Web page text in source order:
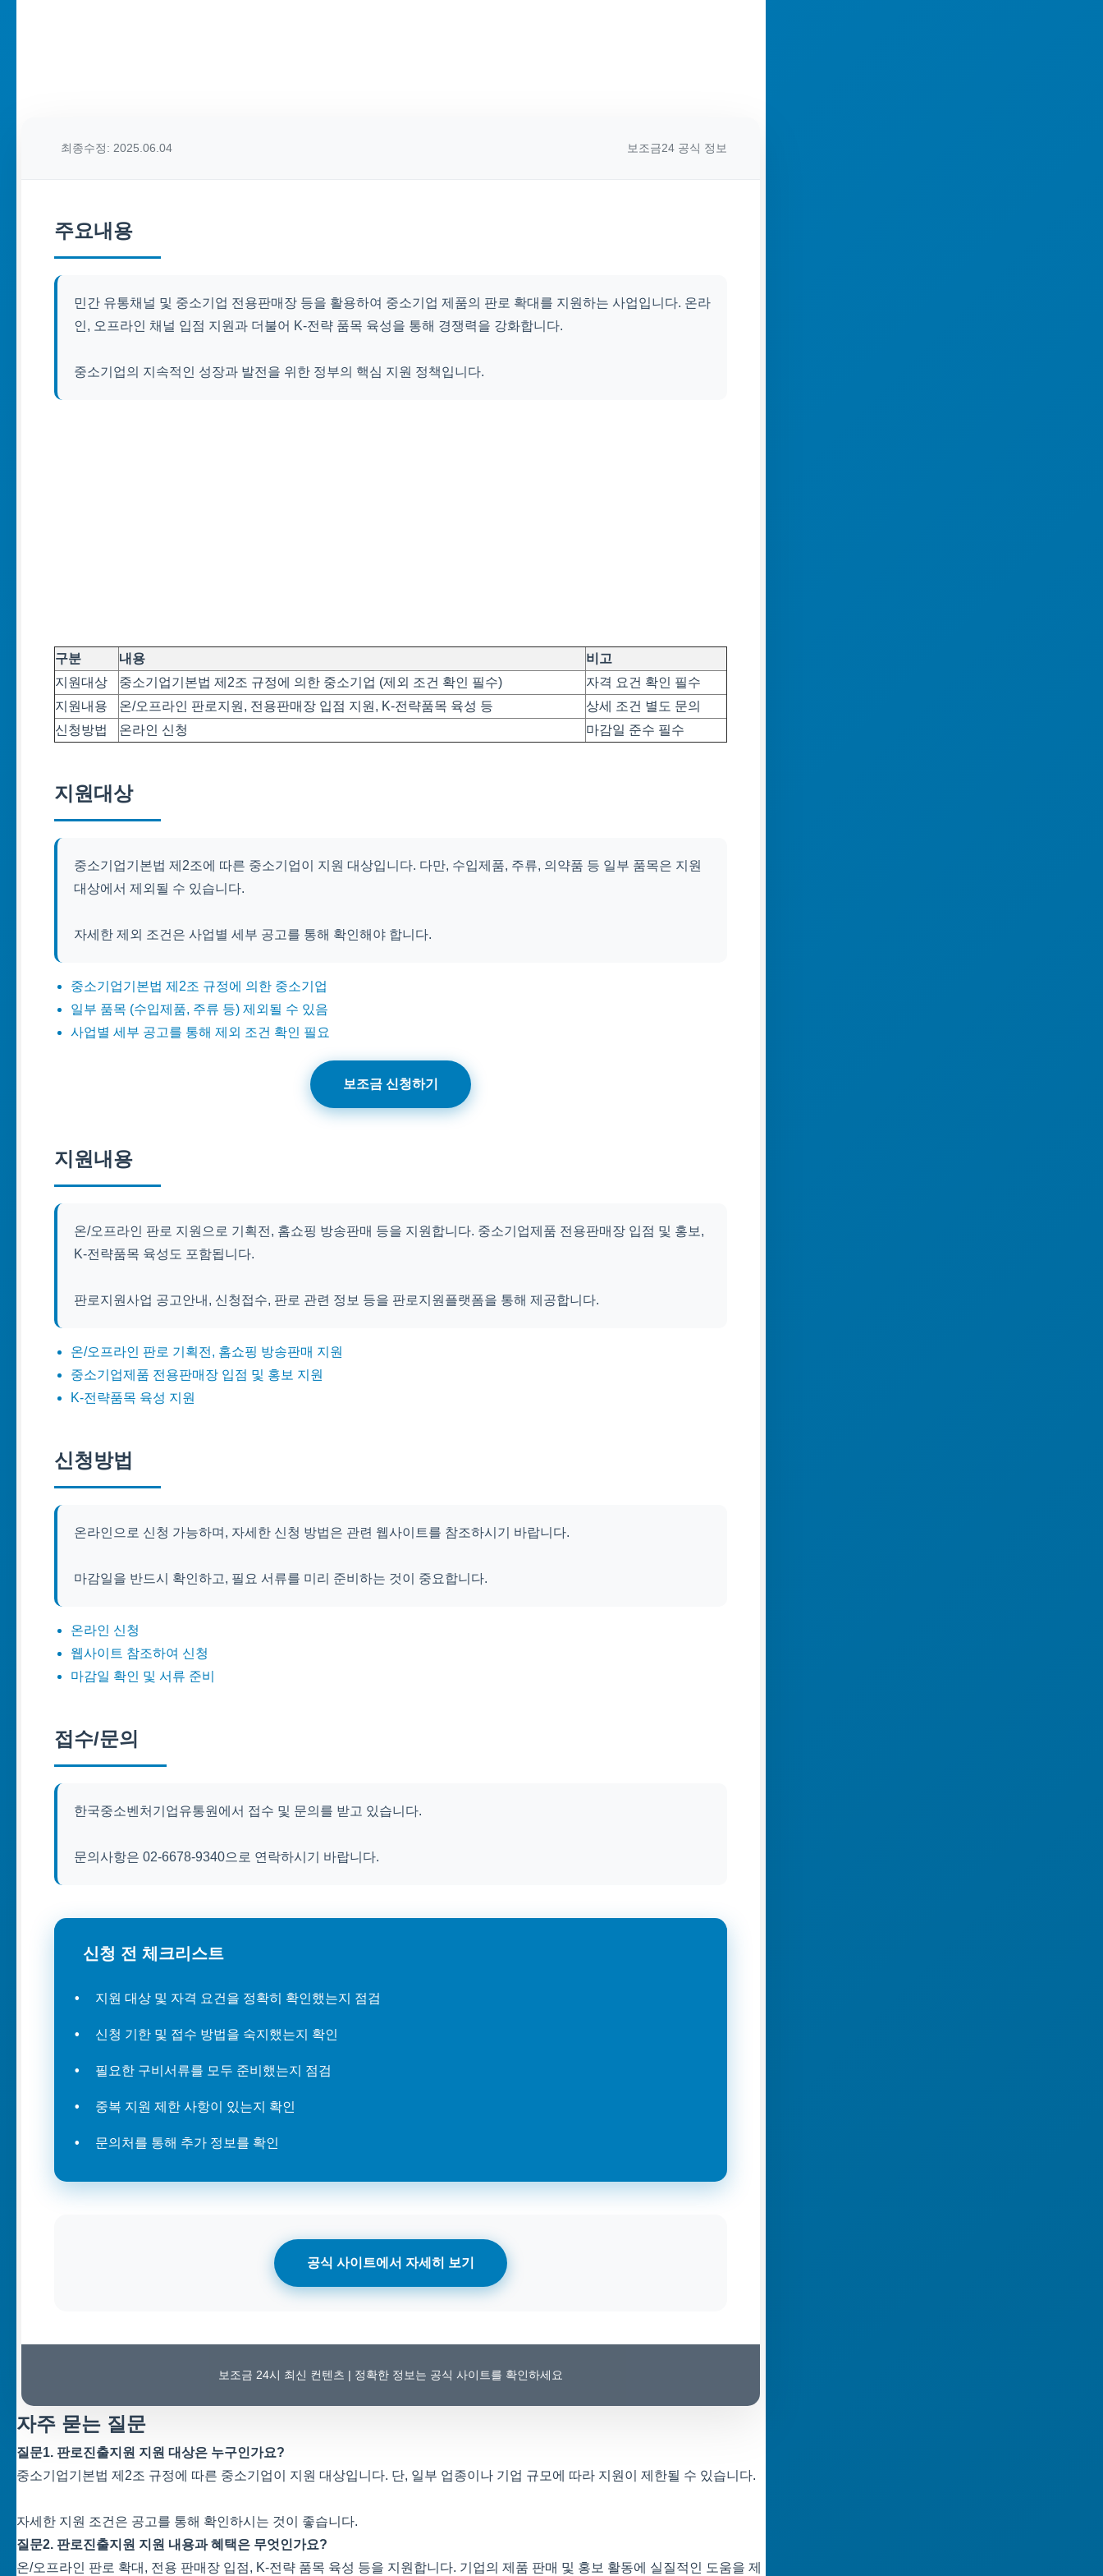
최종수정: 2025.06.04 보조금24 공식 정보
주요내용
민간 유통채널 및 중소기업 전용판매장 등을 활용하여 중소기업 제품의 판로 확대를 지원하는 사업입니다. 온라
인, 오프라인 채널 입점 지원과 더불어 K-전략 품목 육성을 통해 경쟁력을 강화합니다.
중소기업의 지속적인 성장과 발전을 위한 정부의 핵심 지원 정책입니다.
구분 내용
비고
지원대상
중소기업기본법 제2조 규정에 의한 중소기업 (제외 조건 확인 필수)
자격 요건 확인 필수
지원내용
온/오프라인 판로지원, 전용판매장 입점 지원, K-전략품목 육성 등
상세 조건 별도 문의
신청방법
온라인 신청 마감일 준수 필수
지원대상
중소기업기본법 제2조에 따른 중소기업이 지원 대상입니다. 다만, 수입제품, 주류, 의약품 등 일부 품목은 지원
대상에서 제외될 수 있습니다.
자세한 제외 조건은 사업별 세부 공고를 통해 확인해야 합니다.
중소기업기본법 제2조 규정에 의한 중소기업
일부 품목 (수입제품, 주류 등) 제외될 수 있음
사업별 세부 공고를 통해 제외 조건 확인 필요
보조금 신청하기
지원내용
온/오프라인 판로 지원으로 기획전, 홈쇼핑 방송판매 등을 지원합니다. 중소기업제품 전용판매장 입점 및 홍보,
K-전략품목 육성도 포함됩니다.
판로지원사업 공고안내, 신청접수, 판로 관련 정보 등을 판로지원플랫폼을 통해 제공합니다.
온/오프라인 판로 기획전, 홈쇼핑 방송판매 지원
중소기업제품 전용판매장 입점 및 홍보 지원
K-전략품목 육성 지원
신청방법
온라인으로 신청 가능하며, 자세한 신청 방법은 관련 웹사이트를 참조하시기 바랍니다.
마감일을 반드시 확인하고, 필요 서류를 미리 준비하는 것이 중요합니다.
온라인 신청
웹사이트 참조하여 신청
마감일 확인 및 서류 준비
접수/문의
한국중소벤처기업유통원에서 접수 및 문의를 받고 있습니다.
문의사항은 02-6678-9340으로 연락하시기 바랍니다.
신청 전 체크리스트
지원 대상 및 자격 요건을 정확히 확인했는지 점검
신청 기한 및 접수 방법을 숙지했는지 확인
필요한 구비서류를 모두 준비했는지 점검
중복 지원 제한 사항이 있는지 확인
문의처를 통해 추가 정보를 확인
공식 사이트에서 자세히 보기
보조금 24시 최신 컨텐츠 | 정확한 정보는 공식 사이트를 확인하세요
자주 묻는 질문
질문1. 판로진출지원 지원 대상은 누구인가요?
중소기업기본법 제2조 규정에 따른 중소기업이 지원 대상입니다. 단, 일부 업종이나 기업 규모에 따라 지원이 제한될 수 있습니다.
자세한 지원 조건은 공고를 통해 확인하시는 것이 좋습니다.
질문2. 판로진출지원 지원 내용과 혜택은 무엇인가요?
온/오프라인 판로 확대, 전용 판매장 입점, K-전략 품목 육성 등을 지원합니다. 기업의 제품 판매 및 홍보 활동에 실질적인 도움을 제